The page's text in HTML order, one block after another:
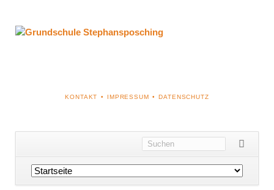
NAVIGATION
KONTAKT IMPRESSUM DATENSCHUTZ
Navigation
überspringen